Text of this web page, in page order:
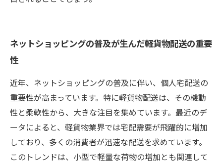
ネットショッピングの普及が生んだ軽貨物配送の重要
性
近年、ネットショッピングの普及に伴い、個人宅配送の
重要性が高まっています。特に軽貨物配送は、その機動
性と柔軟性から、大きな注目を集めています。最近のデ
ータによると、軽貨物業界では宅配需要が飛躍的に増加
しており、多くの消費者が迅速な配送を求めています。
このトレンドは、小型で軽量な荷物の増加とも関連して